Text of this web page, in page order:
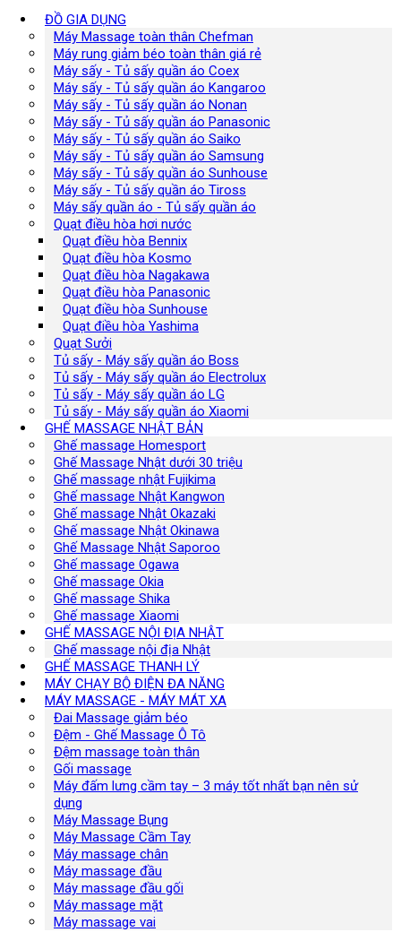
ĐỒ GIA DỤNG
Máy Massage toàn thân Chefman
Máy rung giảm béo toàn thân giá rẻ
Máy sấy - Tủ sấy quần áo Coex
Máy sấy - Tủ sấy quần áo Kangaroo
Máy sấy - Tủ sấy quần áo Nonan
Máy sấy - Tủ sấy quần áo Panasonic
Máy sấy - Tủ sấy quần áo Saiko
Máy sấy - Tủ sấy quần áo Samsung
Máy sấy - Tủ sấy quần áo Sunhouse
Máy sấy - Tủ sấy quần áo Tiross
Máy sấy quần áo - Tủ sấy quần áo
Quạt điều hòa hơi nước
Quạt điều hòa Bennix
Quạt điều hòa Kosmo
Quạt điều hòa Nagakawa
Quạt điều hòa Panasonic
Quạt điều hòa Sunhouse
Quạt điều hòa Yashima
Quạt Sưởi
Tủ sấy - Máy sấy quần áo Boss
Tủ sấy - Máy sấy quần áo Electrolux
Tủ sấy - Máy sấy quần áo LG
Tủ sấy - Máy sấy quần áo Xiaomi
GHẾ MASSAGE NHẬT BẢN
Ghế massage Homesport
Ghế Massage Nhật dưới 30 triệu
Ghế massage nhật Fujikima
Ghế massage Nhật Kangwon
Ghế massage Nhật Okazaki
Ghế massage Nhật Okinawa
Ghế Massage Nhật Saporoo
Ghế massage Ogawa
Ghế massage Okia
Ghế massage Shika
Ghế massage Xiaomi
GHẾ MASSAGE NỘI ĐỊA NHẬT
Ghế massage nội địa Nhật
GHẾ MASSAGE THANH LÝ
MÁY CHẠY BỘ ĐIỆN ĐA NĂNG
MÁY MASSAGE - MÁY MÁT XA
Đai Massage giảm béo
Đệm - Ghế Massage Ô Tô
Đệm massage toàn thân
Gối massage
Máy đấm lưng cầm tay – 3 máy tốt nhất bạn nên sử
dụng
Máy Massage Bụng
Máy Massage Cầm Tay
Máy massage chân
Máy massage đầu
Máy massage đầu gối
Máy massage mặt
Máy massage vai